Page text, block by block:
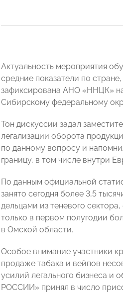
Актуальность мероприятия
средние показатели по
зафиксирована АНО «ННЦК» на
Сибирскому федеральному
Тон дискуссии задал
легализации оборота
по данному вопросу и
границу, в том числе внутри
По данным официальной
занято сегодня более 3,5
дельцами из теневого
только в первом полугодии
в Омской области.
Особое внимание участники
продаже табака и вейпов
усилий легального бизнеса и
РОССИИ» принял в число